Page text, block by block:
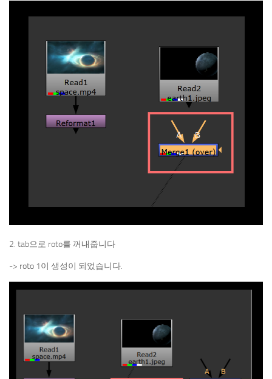
2. tab으로 roto를 꺼내줍니다
-> roto 1이 생성이 되었습니다.